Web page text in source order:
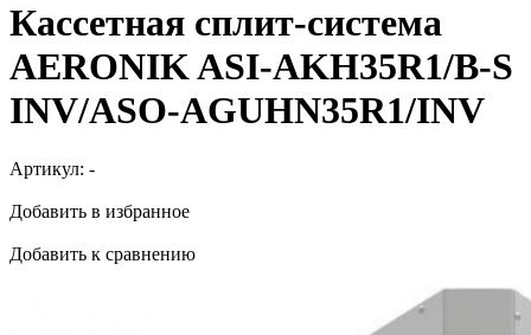
Кассетная сплит-система
AERONIK ASI-AKH35R1/B-S
INV/ASO-AGUHN35R1/INV
Артикул: -
Добавить в избранное
Добавить к сравнению